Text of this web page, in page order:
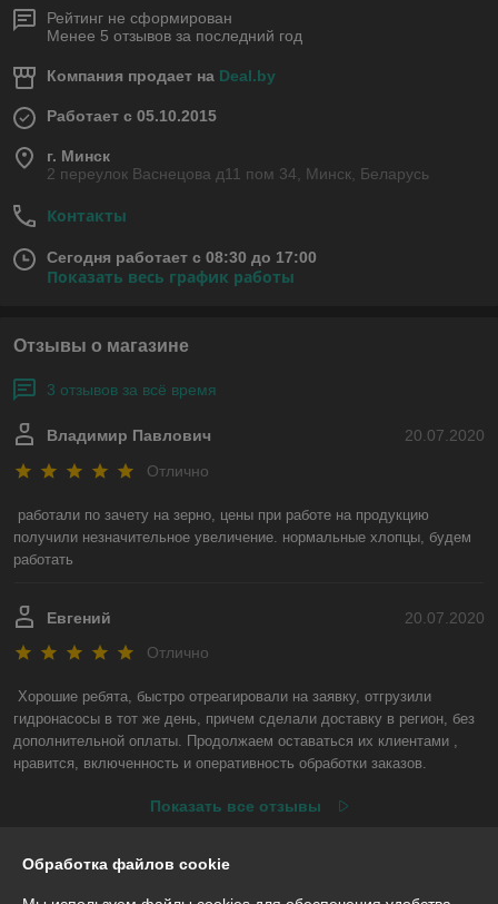
Рейтинг не сформирован
Менее 5 отзывов за последний год
Компания продает на Deal.by
Работает с 05.10.2015
г. Минск
2 переулок Васнецова д11 пом 34, Минск, Беларусь
Контакты
Сегодня работает с 08:30 до 17:00
Показать весь график работы
Отзывы о магазине
3 отзывов за всё время
20.07.2020
Владимир Павлович
Отлично
работали по зачету на зерно, цены при работе на продукцию
получили незначительное увеличение. нормальные хлопцы, будем
работать
20.07.2020
Евгений
Отлично
Хорошие ребята, быстро отреагировали на заявку, отгрузили
гидронасосы в тот же день, причем сделали доставку в регион, без
дополнительной оплаты. Продолжаем оставаться их клиентами ,
нравится, включенность и оперативность обработки заказов.
Показать все отзывы
Обработка файлов cookie